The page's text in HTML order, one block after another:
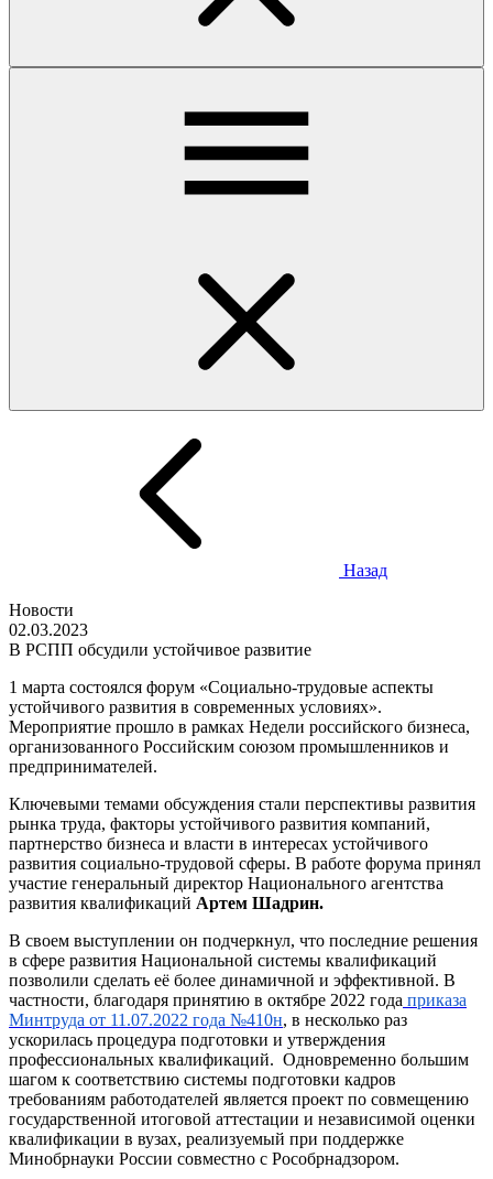
Назад
Новости
02.03.2023
В РСПП обсудили устойчивое развитие
1 марта состоялся форум «Социально-трудовые аспекты
устойчивого развития в современных условиях».
Мероприятие прошло в рамках Недели российского бизнеса,
организованного Российским союзом промышленников и
предпринимателей.
Ключевыми темами обсуждения стали перспективы развития
рынка труда, факторы устойчивого развития компаний,
партнерство бизнеса и власти в интересах устойчивого
развития социально-трудовой сферы. В работе форума принял
участие генеральный директор Национального агентства
развития квалификаций Артем Шадрин.
В своем выступлении он подчеркнул, что последние решения
в сфере развития Национальной системы квалификаций
позволили сделать её более динамичной и эффективной. В
частности, благодаря принятию в октябре 2022 года приказа
Минтруда от 11.07.2022 года №410н, в несколько раз
ускорилась процедура подготовки и утверждения
профессиональных квалификаций. Одновременно большим
шагом к соответствию системы подготовки кадров
требованиям работодателей является проект по совмещению
государственной итоговой аттестации и независимой оценки
квалификации в вузах, реализуемый при поддержке
Минобрнауки России совместно с Рособрнадзором.